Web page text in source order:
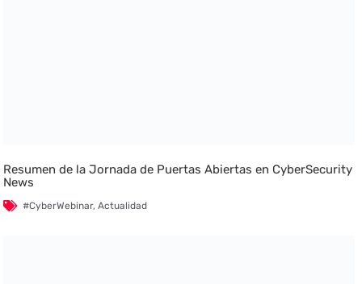
Resumen de la Jornada de Puertas Abiertas en CyberSecurity
News
#CyberWebinar,Actualidad